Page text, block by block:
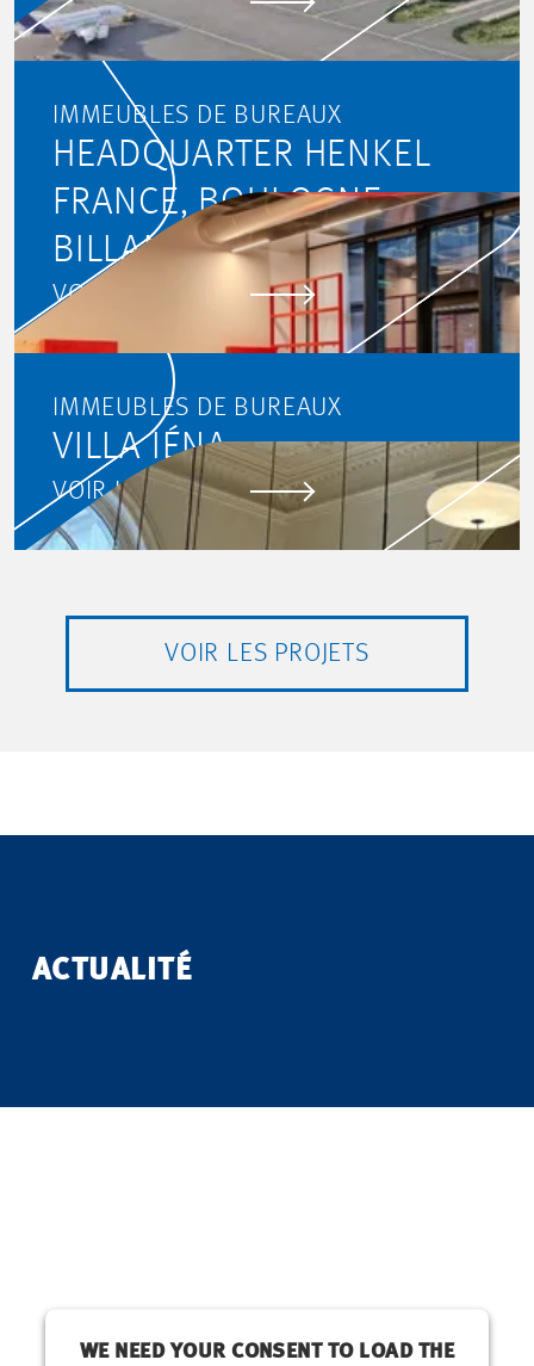
IMMEUBLES DE BUREAUX
HEADQUARTER HENKEL
FRANCE, BOULOGNE-
BILLANCOURT
VOIR LE PROJET
IMMEUBLES DE BUREAUX
VILLA IÉNA
VOIR LE PROJET
VOIR LES PROJETS
ACTUALITÉ
WE NEED YOUR CONSENT TO LOAD THE